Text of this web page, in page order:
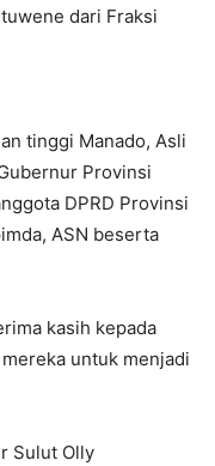
dari Fraksi
tinggi Manado, Asli
Provinsi
DPRD Provinsi
ASN beserta
kasih kepada
untuk menjadi
Sulut Olly